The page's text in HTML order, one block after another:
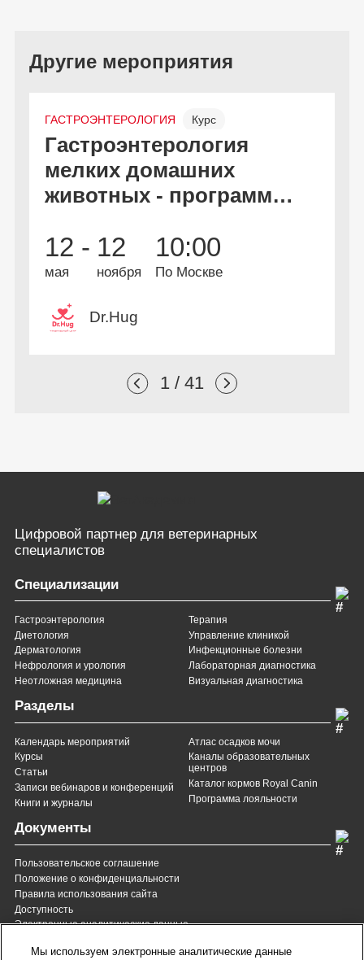
Другие мероприятия
ГАСТРОЭНТЕРОЛОГИЯ Курс
Онлайн и офлайн Бесплатно
Гастроэнтерология
мелких домашних
животных - программа
профессиональной
переподготовки
12 -
мая
12
ноября
10:00
По Москве
Dr.Hug
1 / 41
Цифровой партнер для ветеринарных
специалистов
Специализации
Гастроэнтерология
Диетология
Дерматология
Нефрология и урология
Неотложная медицина
Терапия
Управление клиникой
Инфекционные болезни
Лабораторная диагностика
Визуальная диагностика
Разделы
Календарь мероприятий
Курсы
Статьи
Записи вебинаров и конференций
Книги и журналы
Атлас осадков мочи
Каналы образовательных
центров
Каталог кормов Royal Canin
Программа лояльности
Документы
Пользовательское соглашение
Положение о конфиденциальности
Правила использования сайта
Доступность
Электронные аналитические данные
8 (800) 200-37-35 8 (820) 007-137-35
Мы используем электронные аналитические данные